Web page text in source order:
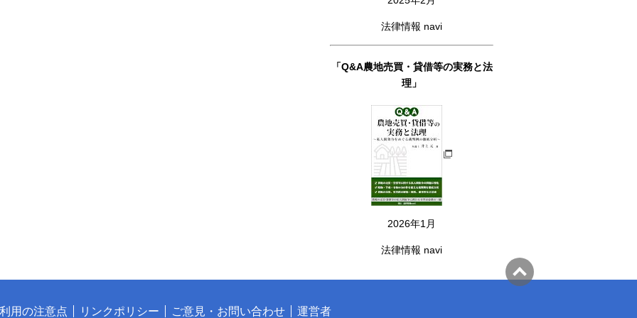
法律情報 navi
「Q&A農地売買・貸借等の実務と法
理」
2026年1月
法律情報 navi
用の注意点 リンクポリシー ご意見・お問い合わせ 運営者